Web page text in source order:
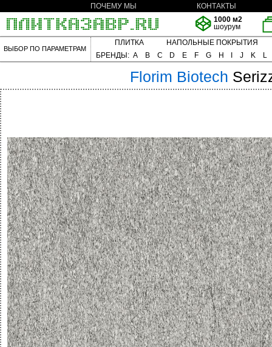
ПОЧЕМУ МЫ
КОНТАКТЫ
1000 м2
шоурум
ВЫБОР ПО ПАРАМЕТРАМ
ПЛИТКА
НАПОЛЬНЫЕ ПОКРЫТИЯ
БРЕНДЫ: A B C D E F G H J K L
Florim Biotech